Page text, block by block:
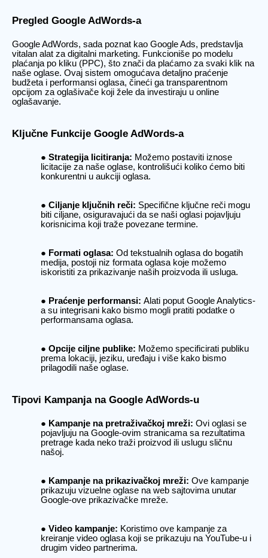
Pregled Google AdWords-a
Google AdWords, sada poznat kao Google Ads, predstavlja
vitalan alat za digitalni marketing. Funkcioniše po modelu
plaćanja po kliku (PPC), što znači da plaćamo za svaki klik na
naše oglase. Ovaj sistem omogućava detaljno praćenje
budžeta i performansi oglasa, čineći ga transparentnom
opcijom za oglašivače koji žele da investiraju u online
oglašavanje.
Ključne Funkcije Google AdWords-a
Strategija licitiranja: Možemo postaviti iznose
licitacije za naše oglase, kontrolišući koliko ćemo biti
konkurentni u aukciji oglasa.
Ciljanje ključnih reči: Specifične ključne reči mogu
biti ciljane, osiguravajući da se naši oglasi pojavljuju
korisnicima koji traže povezane termine.
Formati oglasa: Od tekstualnih oglasa do bogatih
medija, postoji niz formata oglasa koje možemo
iskoristiti za prikazivanje naših proizvoda ili usluga.
Praćenje performansi: Alati poput Google Analytics-
a su integrisani kako bismo mogli pratiti podatke o
performansama oglasa.
Opcije ciljne publike: Možemo specificirati publiku
prema lokaciji, jeziku, uređaju i više kako bismo
prilagodili naše oglase.
Tipovi Kampanja na Google AdWords-u
Kampanje na pretraživačkoj mreži: Ovi oglasi se
pojavljuju na Google-ovim stranicama sa rezultatima
pretrage kada neko traži proizvod ili uslugu sličnu
našoj.
Kampanje na prikazivačkoj mreži: Ove kampanje
prikazuju vizuelne oglase na web sajtovima unutar
Google-ove prikazivačke mreže.
Video kampanje: Koristimo ove kampanje za
kreiranje video oglasa koji se prikazuju na YouTube-u i
drugim video partnerima.